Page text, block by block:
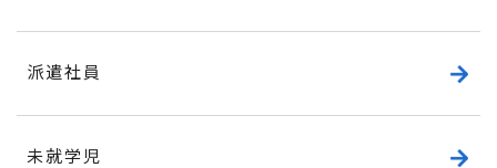
派遣社員
未就学児